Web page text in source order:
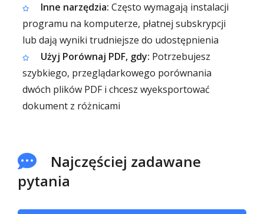
Inne narzędzia: Często wymagają instalacji
programu na komputerze, płatnej subskrypcji
lub dają wyniki trudniejsze do udostępnienia
Użyj Porównaj PDF, gdy: Potrzebujesz
szybkiego, przeglądarkowego porównania
dwóch plików PDF i chcesz wyeksportować
dokument z różnicami
Najczęściej zadawane
pytania